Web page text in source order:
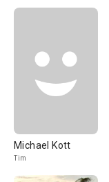
Michael Kott
Tim